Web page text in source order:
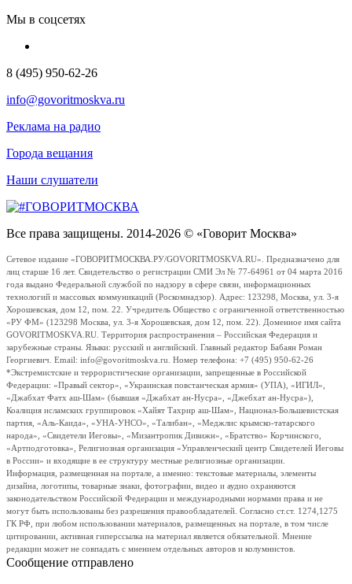
Мы в соцсетях
8 (495) 950-62-26
info@govoritmoskva.ru
Реклама на радио
Города вещания
Наши слушатели
Все права защищены. 2014-2026 © «Говорит Москва»
Сетевое издание «ГОВОРИТМОСКВА.РУ/GOVORITMOSKVA.RU». Предназначено для
лиц старше 16 лет. Свидетельство о регистрации СМИ Эл № 77-64961 от 04 марта 2016
года выдано Федеральной службой по надзору в сфере связи, информационных
технологий и массовых коммуникаций (Роскомнадзор). Адрес: 123298, Москва, ул. 3-я
Хорошевская, дом 12, пом. 22. Учредитель Общество с ограниченной ответственностью
«РУ ФМ» (123298 Москва, ул. 3-я Хорошевская, дом 12, пом. 22). Доменное имя сайта
GOVORITMOSKVA.RU. Территория распространения – Российская Федерация и
зарубежные страны. Языки: русский и английский. Главный редактор Бабаян Роман
Георгиевич. Email: info@govoritmoskva.ru. Номер телефона: +7 (495) 950-62-26
*Экстремистские и террористические организации, запрещенные в Российской
Федерации: «Правый сектор», «Украинская повстанческая армия» (УПА), «ИГИЛ»,
«Джабхат Фатх аш-Шам» (бывшая «Джабхат ан-Нусра», «Джебхат ан-Нусра»),
Коалиция исламских группировок «Хайят Тахрир аш-Шам», Национал-Большевистская
партия, «Аль-Каида», «УНА-УНСО», «Талибан», «Меджлис крымско-татарского
народа», «Свидетели Иеговы», «Мизантропик Дивижн», «Братство» Корчинского,
«Артподготовка», Религиозная организация «Управленческий центр Свидетелей Иеговы
в России» и входящие в ее структуру местные религиозные организации.
Информация, размещенная на портале, а именно: текстовые материалы, элементы
дизайна, логотипы, товарные знаки, фотографии, видео и аудио охраняются
законодательством Российской Федерации и международными нормами права и не
могут быть использованы без разрешения правообладателей. Согласно ст.ст. 1274,1275
ГК РФ, при любом использовании материалов, размещенных на портале, в том числе
цитировании, активная гиперссылка на материал является обязательной. Мнение
редакции может не совпадать с мнением отдельных авторов и колумнистов.
Сообщение отправлено